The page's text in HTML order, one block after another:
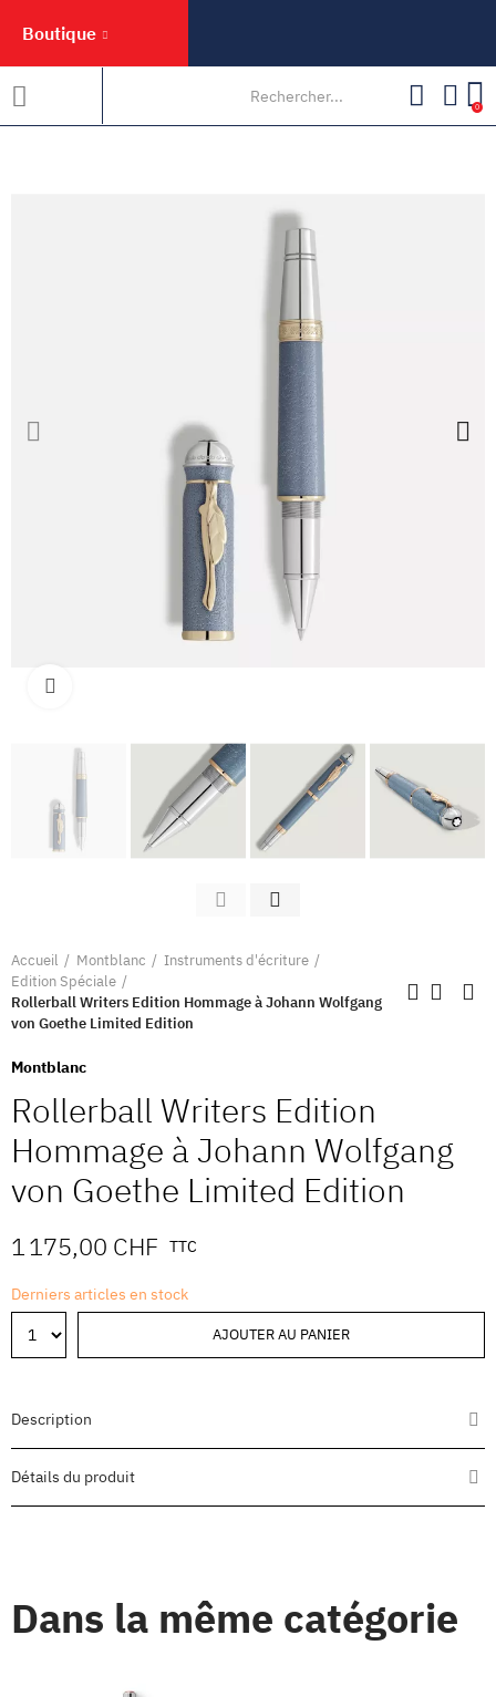
Boutique
0
Accueil Montblanc
Instruments d'écriture
Edition Spéciale
Rollerball Writers Edition Hommage à Johann Wolfgang
von Goethe Limited Edition
Montblanc
Rollerball Writers Edition
Hommage à Johann Wolfgang
von Goethe Limited Edition
1 175,00 CHF TTC
Derniers articles en stock
AJOUTER AU PANIER
Description
Détails du produit
Dans la même catégorie